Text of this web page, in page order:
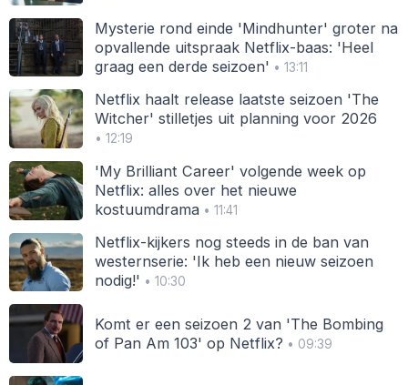
Mysterie rond einde 'Mindhunter' groter na
opvallende uitspraak Netflix-baas: 'Heel
graag een derde seizoen' • 13:11
Netflix haalt release laatste seizoen 'The
Witcher' stilletjes uit planning voor 2026
• 12:19
'My Brilliant Career' volgende week op
Netflix: alles over het nieuwe
kostuumdrama• 11:41
Netflix-kijkers nog steeds in de ban van
westernserie: 'Ik heb een nieuw seizoen
nodig!' • 10:30
Komt er een seizoen 2 van 'The Bombing
of Pan Am 103' op Netflix? • 09:39